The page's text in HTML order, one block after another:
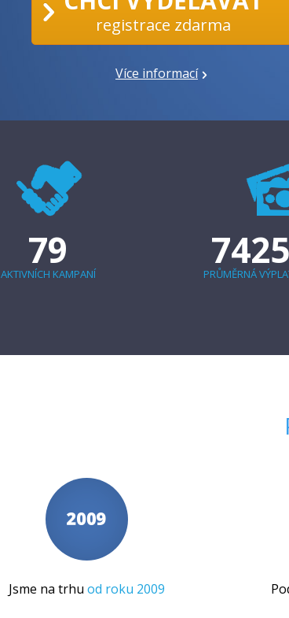
registrace zdarma
Více informací
79
AKTIVNÍCH KAMPANÍ PRŮMĚRNÁ
Jsme na trhu od roku 2009